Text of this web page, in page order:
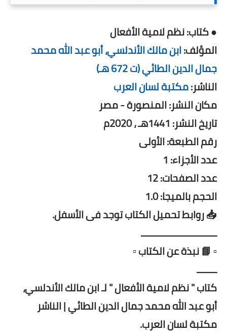
● كتاب: نظم لامية الأفعال
المؤلف:ابن مالك الأندلسي، أبو عبد الله محمد
جمال الدين الطائي (ت 672 هـ)
الناشر:مكتبة لسان العرب
مكان النشر: المنصورة - مصر
تاريخ النشر: 1441هـ ، 2020م
رقم الطبعة: الأولى
عدد الأجزاء: 1
عدد الصفحات: 12
الحجم بالميجا: 1.0
📥 روابط تحميل الكتاب توجد فى الأسفل.
ــــــــــــــــــــــــــــــ
▫️ 📘 نبذة عن الكتاب ▫️
ــــــــ
كتاب " نظم لامية الأفعال " لـ ابن مالك الأندلسي،
أبو عبد الله محمد جمال الدين الطائي | الناشر
مكتبة لسان العرب.